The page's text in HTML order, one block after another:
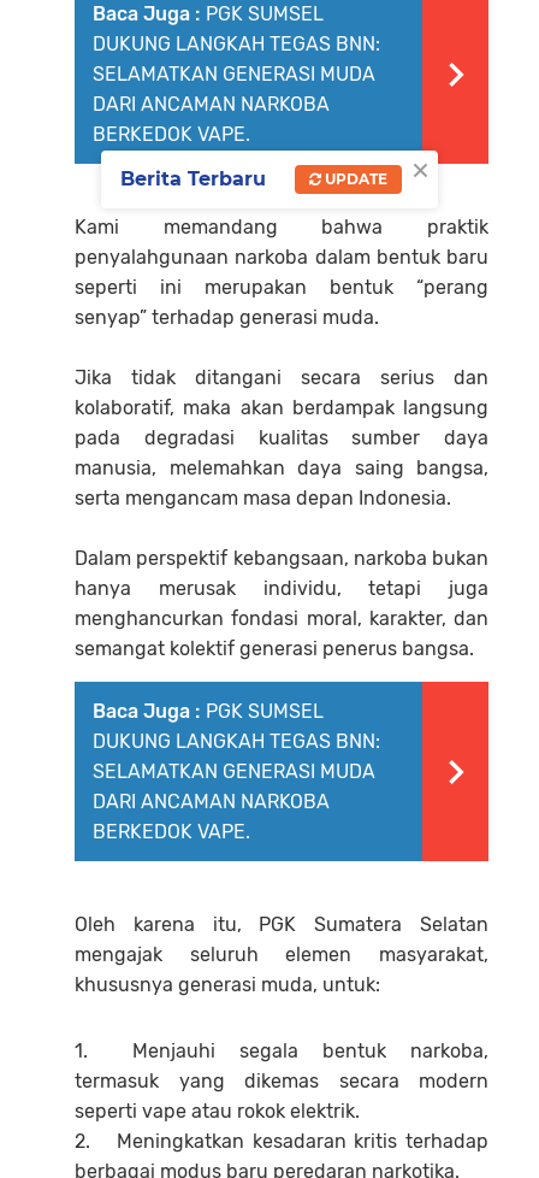
Baca Juga : PGK SUMSEL
DUKUNG LANGKAH TEGAS BNN:
SELAMATKAN GENERASI MUDA
DARI ANCAMAN NARKOBA
BERKEDOK VAPE.
Kami memandang bahwa praktik
penyalahgunaan narkoba dalam bentuk baru
seperti ini merupakan bentuk “perang
senyap” terhadap generasi muda.
Jika tidak ditangani secara serius dan
kolaboratif, maka akan berdampak langsung
pada degradasi kualitas sumber daya
manusia, melemahkan daya saing bangsa,
serta mengancam masa depan Indonesia.
Dalam perspektif kebangsaan, narkoba bukan
hanya merusak individu, tetapi juga
menghancurkan fondasi moral, karakter, dan
semangat kolektif generasi penerus bangsa.
Baca Juga : PGK SUMSEL
DUKUNG LANGKAH TEGAS BNN:
SELAMATKAN GENERASI MUDA
DARI ANCAMAN NARKOBA
BERKEDOK VAPE.
Oleh karena itu, PGK Sumatera Selatan
mengajak seluruh elemen masyarakat,
khususnya generasi muda, untuk:
1.
Menjauhi segala bentuk narkoba,
termasuk yang dikemas secara modern
seperti vape atau rokok elektrik.
2.
Meningkatkan kesadaran kritis terhadap
berbagai modus baru peredaran narkotika.
×
Berita Terbaru UPDATE